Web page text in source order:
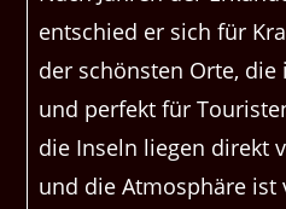
entschied er sich für
der schönsten Orte, die
und perfekt für
die Inseln liegen direkt
und die Atmosphäre ist